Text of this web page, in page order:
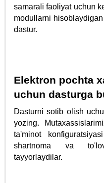
samarali faoliyat uchun
modullarni
dastur.
Elektron pochta
uchun dasturga
Dasturni sotib olish
yozing.
ta'minot
shartnoma va
tayyorlaydilar.